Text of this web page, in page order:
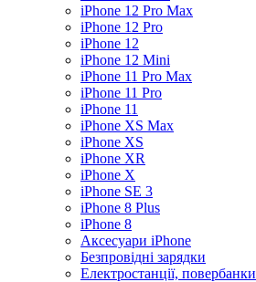
iPhone 12 Pro Max
iPhone 12 Pro
iPhone 12
iPhone 12 Mini
iPhone 11 Pro Max
iPhone 11 Pro
iPhone 11
iPhone XS Max
iPhone XS
iPhone XR
iPhone X
iPhone SE 3
iPhone 8 Plus
iPhone 8
Аксесуари iPhone
Безпровідні зарядки
Електростанції, повербанки